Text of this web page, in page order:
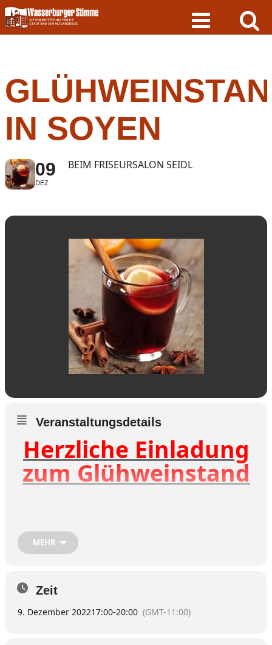
Skip
to
content
IN SOYEN
09
DEZ
BEIM FRISEURSALON SEIDL
Veranstaltungsdetails
Herzliche Einladung
zum Glühweinstand
Um die Vorweihnachtszeit
Tässchen Glühwein oder
unserem Salon ein
MEHR
Zeit
9. Dezember 202217:00-20:00 (GMT-11:00)